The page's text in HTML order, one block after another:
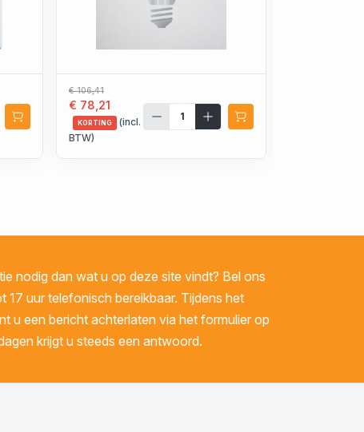
€ 106,41
€ 78,21
KORTING
(incl.
BTW)
nodig dan wat u op deze site vindt? Bel ons
uur telefonisch bereikbaar. Tijdens het
u een bericht achterlaten via het formulier op
krijgt u steeds een antwoord.